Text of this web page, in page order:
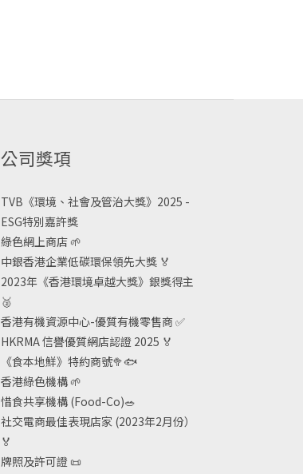
公司獎項
TVB《環境、社會及管治大獎》2025 -
ESG特別嘉許獎
綠色網上商店🌱
中銀香港企業低碳環保領先大獎🏅
2023年《香港環境卓越大獎》銀獎得主
🥈
香港有機資源中心-優質有機零售商✅
HKRMA 信譽優質網店認證 2025 🏅
《食本地鮮》特約商號🥦🐟
香港綠色機構🌱
惜食共享機構 (Food-Co)🥗
社交電商最佳表現店家 (2023年2月份）
🏅
牌照及許可證📜